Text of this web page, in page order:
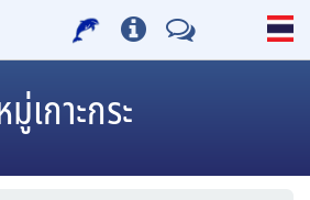
มู่เกาะกระ